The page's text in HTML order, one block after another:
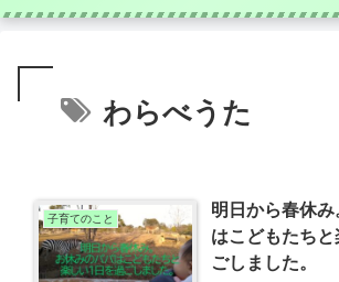
わらべうた
子育てのこと
明日から春休
はこどもたち
ごしました。